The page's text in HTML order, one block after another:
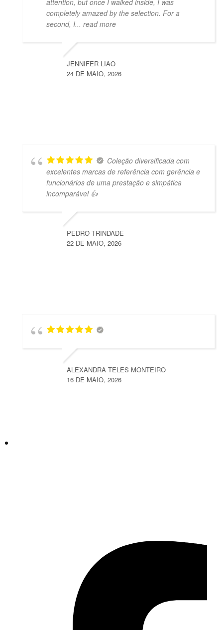
attention, but once I walked inside, I was
completely amazed by the selection. For a
second, I... read more
JENNIFER LIAO
24 DE MAIO, 2026
Coleção diversificada com
excelentes marcas de referência com gerência e
funcionários de uma prestação e simpática
incomparável 👍
PEDRO TRINDADE
22 DE MAIO, 2026
ALEXANDRA TELES MONTEIRO
16 DE MAIO, 2026